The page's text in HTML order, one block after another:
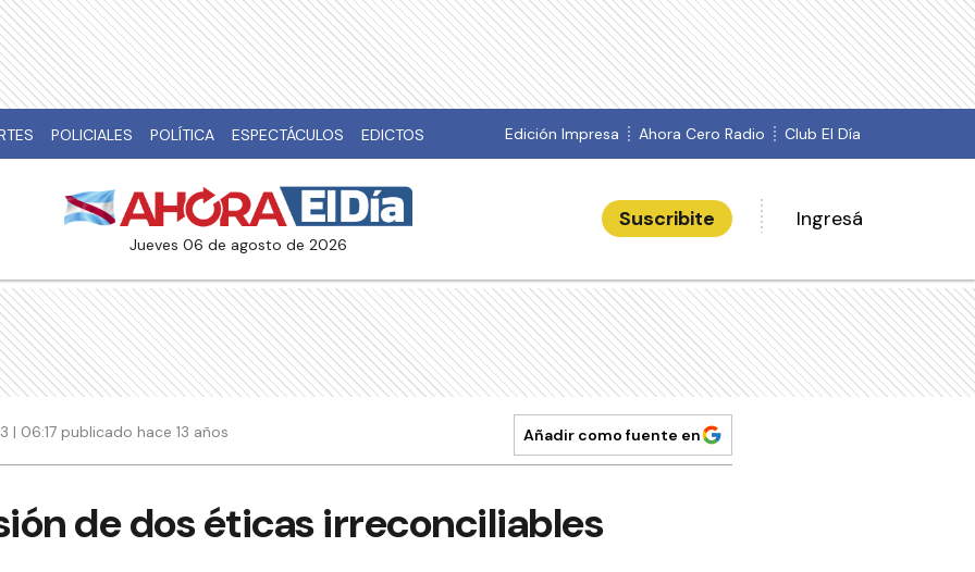
POLICIALES POLÍTICA ESPECTÁCULOS EDICTOS Edición Impresa Ahora Cero Radio Club El Día
jueves 06 de agosto de 2026
Suscribite Ingresá
| 06:17 publicado hace 13 años Añadir como fuente en
de dos éticas irreconciliables